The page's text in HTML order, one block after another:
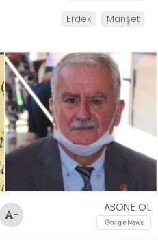
Erdek Manşet
-
ABONE OL